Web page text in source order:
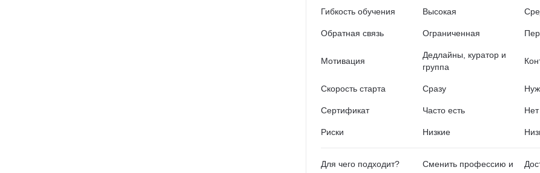
Гибкость обучения Высокая
Обратная связь Ограниченная
Мотивация
Дедлайны, куратор и
группа
Скорость старта Сразу
Сертификат Часто есть Нет
Риски Низкие
Для чего подходит?
Сменить профессию и